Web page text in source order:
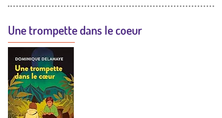
Une trompette dans le coeur